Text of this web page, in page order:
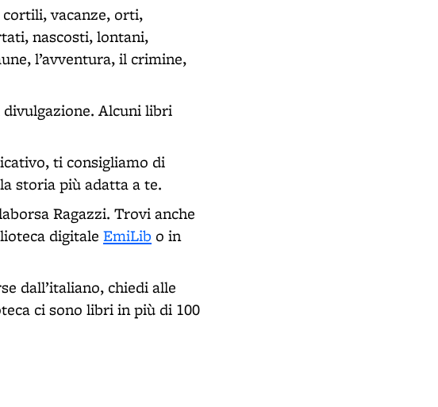
cortili, vacanze, orti,
nascosti, lontani,
l’avventura, il crimine,
Alcuni libri
ti consigliamo di
storia più adatta a te.
Ragazzi. Trovi anche
digitale EmiLib o in
dall’italiano, chiedi alle
ci sono libri in più di 100